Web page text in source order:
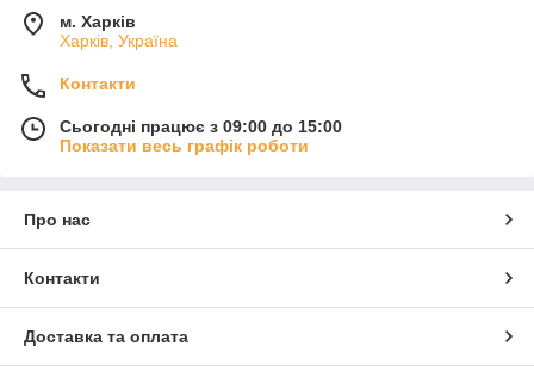
м. Харків
Харків, Україна
Контакти
Сьогодні працює з 09:00 до 15:00
Показати весь графік роботи
Про нас
Контакти
Доставка та оплата